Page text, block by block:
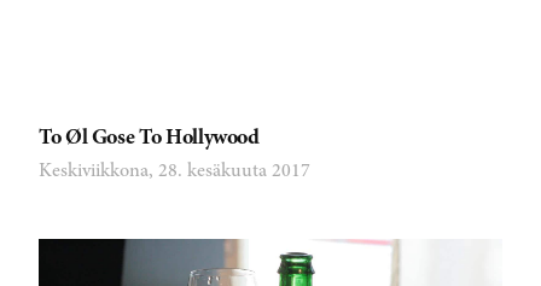
To Øl Gose To Hollywood
Keskiviikkona, 28. kesäkuuta 2017